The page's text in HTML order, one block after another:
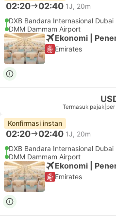
02:20 02:40 1J, 20m
DXB Bandara Internasional Dubai
DMM Dammam Airport
Ekonomi |
Emirates
Termasuk pajak
Konfirmasi instan
02:20 02:40 1J, 20m
DXB Bandara Internasional Dubai
DMM Dammam Airport
Ekonomi |
Emirates